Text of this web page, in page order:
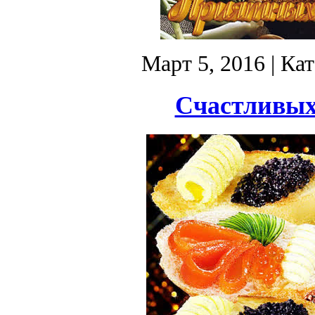
Март 5, 2016 |